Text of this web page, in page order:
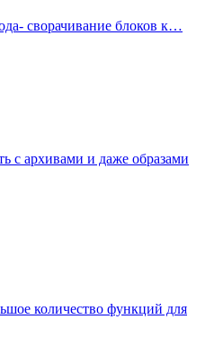
сворачивание блоков к…
с архивами и даже образами
количество функций для